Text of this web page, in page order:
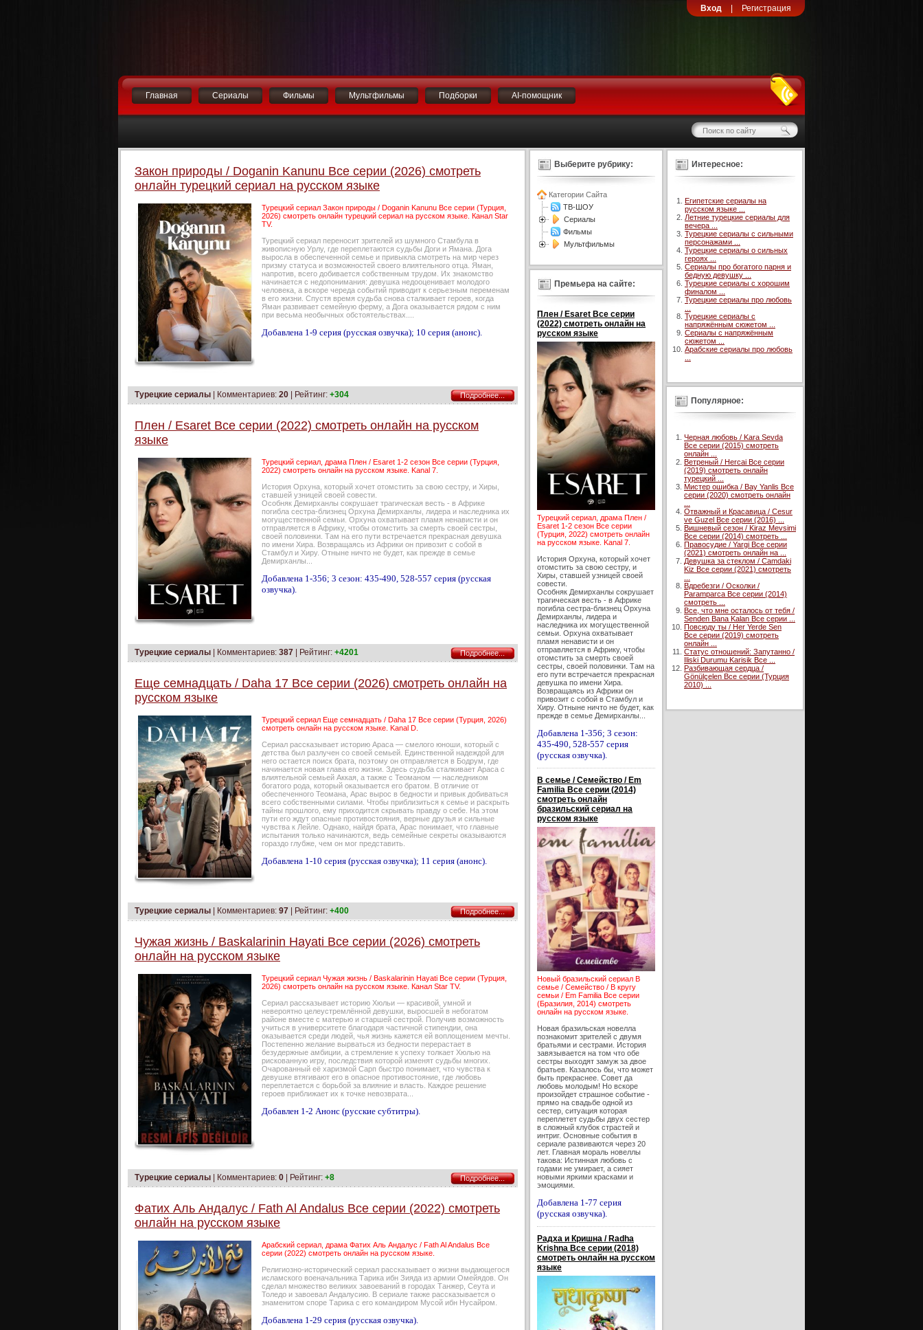
Вход Регистрация
Главная Сериалы Фильмы Мультфильмы Подборки AI-помощник
Закон природы / Doganin Kanunu Все серии (2026) смотреть
онлайн турецкий сериал на русском языке
Турецкий сериал Закон природы / Doganin Kanunu Все серии (Турция,
2026) смотреть онлайн турецкий сериал на русском языке. Канал Star
TV.
Турецкий сериал переносит зрителей из шумного Стамбула в
живописную Урлу, где переплетаются судьбы Доги и Ямана. Дога
выросла в обеспеченной семье и привыкла смотреть на мир через
призму статуса и возможностей своего влиятельного отца. Яман,
напротив, всего добивается собственным трудом. Их знакомство
начинается с недопонимания: девушка недооценивает молодого
человека, а вскоре череда событий приводит к серьезным переменам
в его жизни. Спустя время судьба снова сталкивает героев, когда
Яман развивает семейную ферму, а Дога оказывается рядом с ним
при весьма необычных обстоятельствах....
Добавлена 1-9 серия (русская озвучка); 10 серия (анонс).
Турецкие сериалы | Комментариев: 20 | Рейтинг: +304 Подробнее...
Плен / Esaret Все серии (2022) смотреть онлайн на русском
языке
Турецкий сериал, драма Плен / Esaret 1-2 сезон Все серии (Турция,
2022) смотреть онлайн на русском языке. Kanal 7.
История Орхуна, который хочет отомстить за свою сестру, и Хиры,
ставшей узницей своей совести.
Особняк Демирханлы сокрушает трагическая весть - в Африке
погибла сестра-близнец Орхуна Демирханлы, лидера и наследника их
могущественной семьи. Орхуна охватывает пламя ненависти и он
отправляется в Африку, чтобы отомстить за смерть своей сестры,
своей половинки. Там на его пути встречается прекрасная девушка
по имени Хира. Возвращаясь из Африки он привозит с собой в
Стамбул и Хиру. Отныне ничто не будет, как прежде в семье
Демирханлы...
Добавлена 1-356; 3 сезон: 435-490, 528-557 серия (русская
озвучка).
Турецкие сериалы Комментариев: 387 | Рейтинг: +4201 Подробнее...
Еще семнадцать / Daha 17 Все серии (2026) смотреть онлайн на
русском языке
Турецкий сериал Еще семнадцать / Daha 17 Все серии (Турция, 2026)
смотреть онлайн на русском языке. Kanal D.
Сериал рассказывает историю Араса — смелого юноши, который с
детства был разлучен со своей семьей. Единственной надеждой для
него остается поиск брата, поэтому он отправляется в Бодрум, где
начинается новая глава его жизни. Здесь судьба сталкивает Араса с
влиятельной семьей Аккая, а также с Теоманом — наследником
богатого рода, который оказывается его братом. В отличие от
обеспеченного Теомана, Арас вырос в бедности и привык добиваться
всего собственными силами. Чтобы приблизиться к семье и раскрыть
тайны прошлого, ему приходится скрывать правду о себе. На этом
пути его ждут опасные противостояния, верные друзья и сильные
чувства к Лейле. Однако, найдя брата, Арас понимает, что главные
испытания только начинаются, ведь семейные секреты оказываются
гораздо глубже, чем он мог представить.
Добавлена 1-10 серия (русская озвучка); 11 серия (анонс).
Турецкие сериалы | Комментариев: 97 | Рейтинг: +400 Подробнее...
Чужая жизнь / Baskalarinin Hayati Все серии (2026) смотреть
онлайн на русском языке
Турецкий сериал Чужая жизнь / Baskalarinin Hayati Все серии (Турция,
2026) смотреть онлайн на русском языке. Канал Star TV.
Сериал рассказывает историю Хюльи — красивой, умной и
невероятно целеустремлённой девушки, выросшей в небогатом
районе вместе с матерью и старшей сестрой. Получив возможность
учиться в университете благодаря частичной стипендии, она
оказывается среди людей, чья жизнь кажется ей воплощением мечты.
Постепенно желание вырваться из бедности перерастает в
безудержные амбиции, а стремление к успеху толкает Хюлью на
рискованную игру, последствия которой изменят судьбы многих.
Очарованный её харизмой Сарп быстро понимает, что чувства к
девушке втягивают его в опасное противостояние, где любовь
переплетается с борьбой за влияние и власть. Каждое решение
героев приближает их к точке невозврата...
Добавлен 1-2 Анонс (русские субтитры).
Турецкие сериалы | Комментариев: 0 | Рейтинг: +8 Подробнее...
Фатих Аль Андалус / Fath Al Andalus Все серии (2022) смотреть
онлайн на русском языке
Арабский сериал, драма Фатих Аль Андалус / Fath Al Andalus Все
серии (2022) смотреть онлайн на русском языке.
Религиозно-исторический сериал рассказывает о жизни выдающегося
исламского военачальника Тарика ибн Зияда из армии Омейядов. Он
сделал множество великих завоеваний в городах Танжер, Сеута и
Толедо и завоевал Андалусию. В сериале также рассказывается о
знаменитом споре Тарика с его командиром Мусой ибн Нусайром.
Добавлена 1-29 серия (русская озвучка).
Выберите рубрику:
Категории Сайта
ТВ-ШОУ
Сериалы
Фильмы
Мультфильмы
Премьера на сайте:
Плен / Esaret Все серии
(2022) смотреть онлайн на
русском языке
Турецкий сериал, драма Плен /
Esaret 1-2 сезон Все серии
(Турция, 2022) смотреть онлайн
на русском языке. Kanal 7.
История Орхуна, который хочет
отомстить за свою сестру, и
Хиры, ставшей узницей своей
совести.
Особняк Демирханлы сокрушает
трагическая весть - в Африке
погибла сестра-близнец Орхуна
Демирханлы, лидера и
наследника их могущественной
семьи. Орхуна охватывает
пламя ненависти и он
отправляется в Африку, чтобы
отомстить за смерть своей
сестры, своей половинки. Там на
его пути встречается прекрасная
девушка по имени Хира.
Возвращаясь из Африки он
привозит с собой в Стамбул и
Хиру. Отныне ничто не будет, как
прежде в семье Демирханлы...
Добавлена 1-356; 3 сезон:
435-490, 528-557 серия
(русская озвучка).
В семье / Семейство / Em
Familia Все серии (2014)
смотреть онлайн
бразильский сериал на
русском языке
Новый бразильский сериал В
семье / Семейство / В кругу
семьи / Em Familia Все серии
(Бразилия, 2014) смотреть
онлайн на русском языке.
Новая бразильская новелла
познакомит зрителей с двумя
братьями и сестрами. История
завязывается на том что обе
сестры выходят замуж за двое
братьев. Казалось бы, что может
быть прекраснее. Совет да
любовь молодым! Но вскоре
произойдет страшное событие -
прямо на свадьбе одной из
сестер, ситуация которая
переплетет судьбы двух сестер
в сложный клубок страстей и
интриг. Основные события в
сериале развиваются через 20
лет. Главная мораль новеллы
такова: Истинная любовь с
годами не умирает, а сияет
новыми яркими красками и
эмоциями.
Добавлена 1-77 серия
(русская озвучка).
Радха и Кришна / Radha
Krishna Все серии (2018)
смотреть онлайн на русском
языке
Интересное:
Египетские сериалы на
русском языке ...
Летние турецкие сериалы для
вечера ...
Турецкие сериалы с сильными
персонажами ...
Турецкие сериалы о сильных
героях ...
Сериалы про богатого парня и
бедную девушку ...
Турецкие сериалы с хорошим
финалом ...
Турецкие сериалы про любовь
Турецкие сериалы с
напряжённым сюжетом ...
Сериалы с напряжённым
сюжетом ...
Арабские сериалы про любовь
Популярное:
Черная любовь / Kara Sevda
Все серии (2015) смотреть
онлайн ...
Ветреный / Hercai Все серии
(2019) смотреть онлайн
турецкий ...
Мистер ошибка / Bay Yanlis Все
серии (2020) смотреть онлайн
Отважный и Красавица / Cesur
ve Guzel Все серии (2016) ...
Вишневый сезон / Kiraz Mevsimi
Все серии (2014) смотреть ...
Правосудие / Yargi Все серии
(2021) смотреть онлайн на ...
Девушка за стеклом / Camdaki
Kiz Все серии (2021) смотреть
Вдребезги / Осколки /
Paramparca Все серии (2014)
смотреть ...
Все, что мне осталось от тебя /
Senden Bana Kalan Все серии ...
Повсюду ты / Her Yerde Sen
Все серии (2019) смотреть
онлайн ...
Статус отношений: Запутанно /
Iliski Durumu Karisik Все ...
Разбивающая сердца /
Gönülçelen Все серии (Турция
2010) ...